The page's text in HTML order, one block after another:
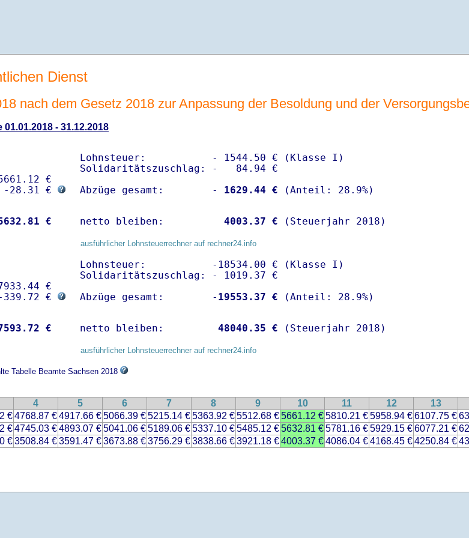
Dienst
nach dem Gesetz 2018 zur Anpassung der Besoldung und der
- 31.12.2018
€
28.31 €
Lohnsteuer:           - 1544.50 € (Klasse I)
Solidaritätszuschlag: -   84.94 €
Abzüge gesamt:        -
1629.44 €
€ netto bleiben: 4003.37 € (Steuerjahr 2018)
ausführlicher Lohnsteuerrechner auf rechner24.info
€
€
Lohnsteuer:           -18534.00 € (Klasse I)
Solidaritätszuschlag: - 1019.37 €
Abzüge gesamt:        - 19553.37 €
€ netto bleiben: 48040.35 € (Steuerjahr 2018)
ausführlicher Lohnsteuerrechner auf rechner24.info
Tabelle Beamte Sachsen 2018
4 5 6 7 8 9 10 11 12
13
€4768.87 €4917.66 €5066.39 €5215.14 €5363.92 €5512.68 €5661.12 €5810.21 €5958.94 €6107.75 €
€4745.03 €4893.07 €5041.06 €5189.06 €5337.10 €5485.12 €5632.81 €5781.16 €5929.15 €6077.21 €
€3508.84 €3591.47 €3673.88 €3756.29 €3838.66 €3921.18 €4003.37 €4086.04 €4168.45 €4250.84 €